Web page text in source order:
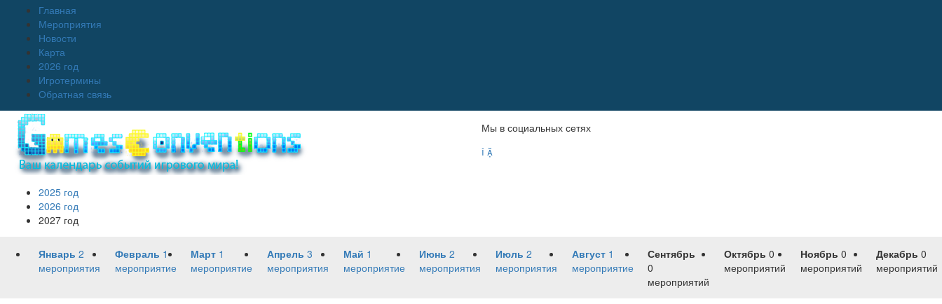
Главная
Мероприятия
Новости
Карта
2026 год
Игротермины
Обратная связь
Мы в социальных сетях
 
2025 год
2026 год
2027 год
Январь 2
мероприятия
Февраль 1
мероприятие
Март 1
мероприятие
Апрель 3
мероприятия
Май 1
мероприятие
Июнь 2
мероприятия
Июль 2
мероприятия
Август 1
мероприятие
Сентябрь
0
мероприятий
Октябрь 0
мероприятий
Ноябрь 0
мероприятий
Декабрь 0
мероприятий